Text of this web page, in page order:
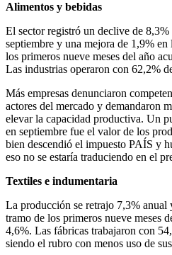
Alimentos y bebidas
El sector registró un declive de 8,3%
septiembre y una mejora de 1,9%
los primeros nueve meses del año
Las industrias operaron con 62,2%
Más empresas denunciaron
actores del mercado y demandaron
elevar la capacidad productiva. Un
en septiembre fue el valor de los
bien descendió el impuesto PAÍS y
eso no se estaría traduciendo en el
Textiles e indumentaria
La producción se retrajo 7,3% anual
tramo de los primeros nueve meses
4,6%. Las fábricas trabajaron con
siendo el rubro con menos uso de